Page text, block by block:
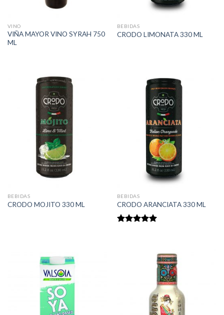
VINO
VIÑA MAYOR VINO SYRAH 750
ML
BEBIDAS
CRODO LIMONATA 330 ML
BEBIDAS
CRODO MOJITO 330 ML
BEBIDAS
CRODO ARANCIATA 330 ML